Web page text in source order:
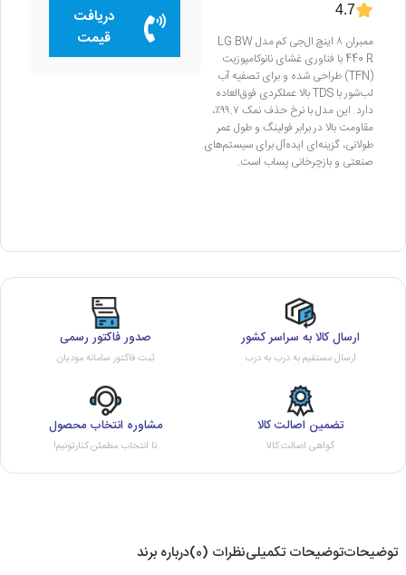
دریافت
قیمت
4.7
ممبران ۸ اینچ ال‌جی کم مدل LG BW
440 R با فناوری غشای نانوکامپوزیت
(TFN) طراحی شده و برای تصفیه آب
لب‌شور با TDS بالا عملکردی فوق‌العاده
دارد. این مدل با نرخ حذف نمک ۹۹.۷٪،
مقاومت بالا در برابر فولینگ و طول عمر
طولانی، گزینه‌ای ایده‌آل برای سیستم‌های
صنعتی و بازچرخانی پساب است.
ارسال کالا به سراسر کشور
ارسال مستقیم به درب به درب
صدور فاکتور رسمی
ثبت فاکتور سامانه مودیان
تضمین اصالت کالا
گواهی اصالت کالا
مشاوره انتخاب محصول
تا انتخاب مطمئن کنارتونیم!
توضیحاتتوضیحات تکمیلینظرات (0) درباره برند